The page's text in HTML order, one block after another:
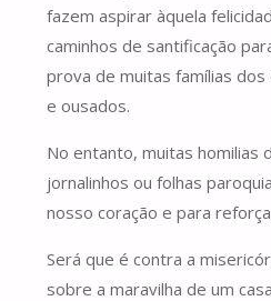
fazem aspirar àquela
caminhos de santificação
prova de muitas famílias
e ousados.
No entanto, muitas homilias
jornalinhos ou folhas
nosso coração e para
Será que é contra a
sobre a maravilha de um